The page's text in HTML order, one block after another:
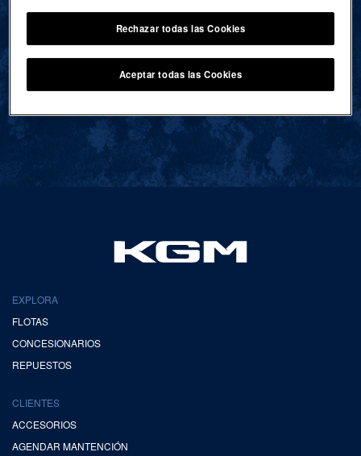
VOLVER AL INICIO
EXPLORA
FLOTAS
CONCESIONARIOS
REPUESTOS
CLIENTES
ACCESORIOS
AGENDAR MANTENCIÓN
Rechazar todas las Cookies
Aceptar todas las Cookies